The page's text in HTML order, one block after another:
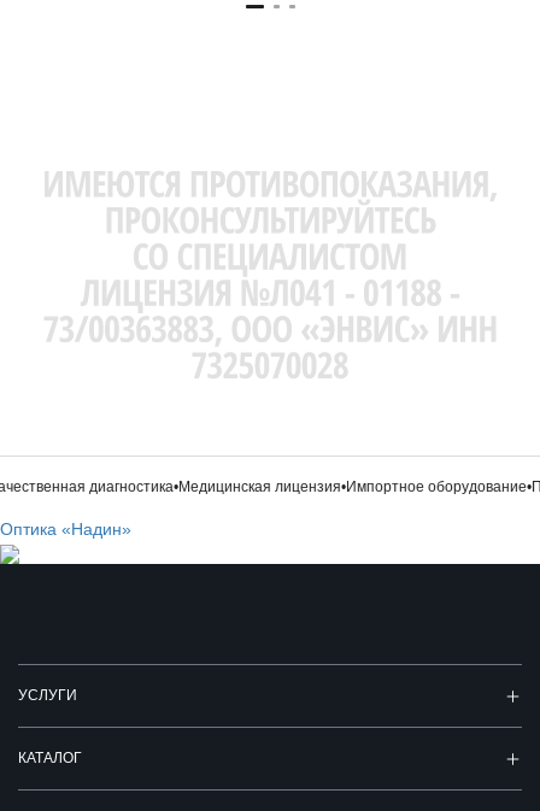
диагностика•Медицинская лицензия•Импортное оборудование•
Оптика «Надин»
УСЛУГИ
КАТАЛОГ